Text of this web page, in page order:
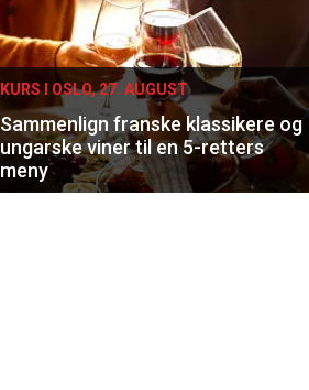
KURS I OSLO, 27. AUGUST
Sammenlign franske klassikere og
ungarske viner til en 5-retters
meny